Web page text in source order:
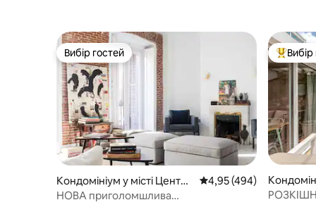
Вибір гостей
Вибір гостей
Кондомініум у місті Центр
Мадрид
Середня оцінка: 4,95 з
4,95 (494)
НОВА приголомшлива
Топ